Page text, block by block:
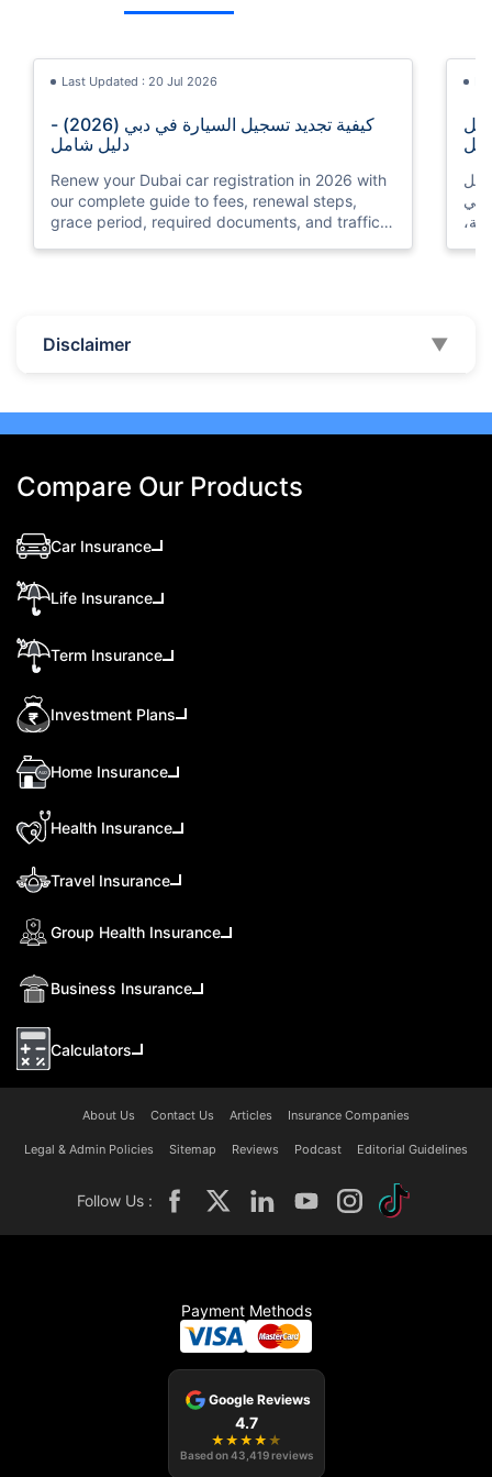
Last Updated : 20 Jul 2026
كيفية تجديد تسجيل السيارة في دبي (2026) -
دليل شامل
Renew your Dubai car registration in 2026 with
our complete guide to fees, renewal steps,
grace period, required documents, and traffic
(2026) - دليل
في
أفضل 10 شركات تأمين للسيارات في دبي
قائمة بأفضل شركات التأمين على السيارات في دبي
والإمارات العربية المتحدة مع منتجاتها ومزايا الخدمات
احتياجاتك
هذا
من
Disclaimer ▼
Compare Our Products
Car Insurance
Life Insurance
Term Insurance
Investment Plans
Home Insurance
Health Insurance
Travel Insurance
Group Health Insurance
Business Insurance
Calculators
About Us Contact Us Articles Insurance Companies
Legal & Admin Policies Sitemap Reviews Podcast Editorial Guidelines
Follow Us :
Payment Methods
Google Reviews
4.7
★ ★ ★ ★ ★
Based on43,419 reviews